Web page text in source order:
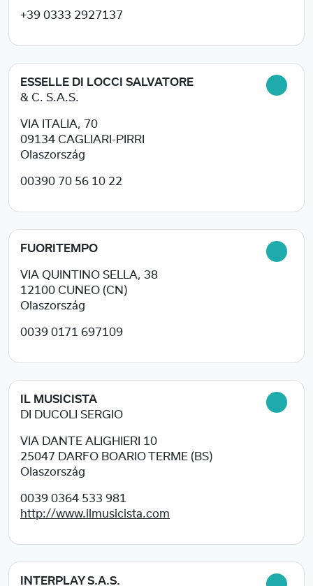
+39 0333 2927137
ESSELLE DI LOCCI SALVATORE
& C. S.A.S.
VIA ITALIA, 70
09134 CAGLIARI-PIRRI
Olaszország
00390 70 56 10 22
FUORITEMPO
VIA QUINTINO SELLA, 38
12100 CUNEO (CN)
Olaszország
0039 0171 697109
IL MUSICISTA
DI DUCOLI SERGIO
VIA DANTE ALIGHIERI 10
25047
DARFO BOARIO TERME (BS)
Olaszország
0039 0364 533 981
http://www.ilmusicista.com
INTERPLAY S.A.S.